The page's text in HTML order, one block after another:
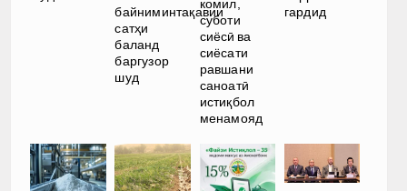
байниминтақавии
сатҳи
баланд
баргузор
шуд
комил,
суботи
сиёсӣ ва
сиёсати
равшани
саноатӣ
истиқбол
менамояд
гардид